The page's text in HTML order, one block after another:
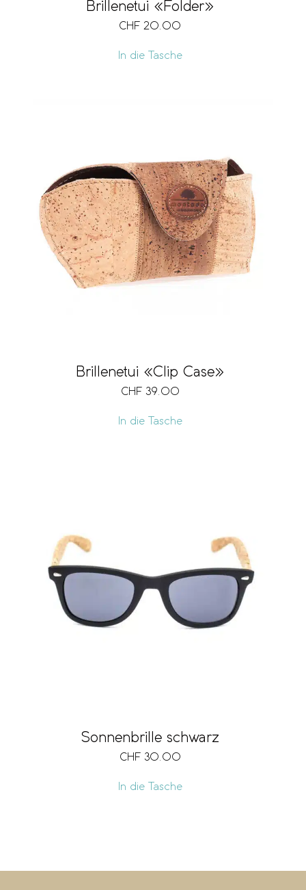
Brillenetui «Folder»
CHF 20.00
In die Tasche
Brillenetui «Clip Case»
CHF 39.00
In die Tasche
Sonnenbrille schwarz
CHF 30.00
In die Tasche